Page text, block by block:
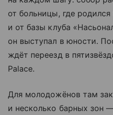
от больницы, где
и от базы клуба
он выступал в юности.
ждёт переезд в
Palace.
Для молодожёнов там
и несколько барных зон